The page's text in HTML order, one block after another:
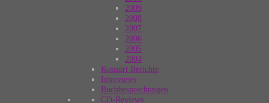
2009
2008
2007
2006
2005
2004
Konzert Berichte
Interviews
Buchbesprechungen
CD-Reviews